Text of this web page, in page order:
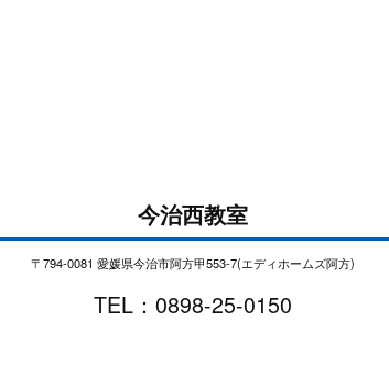
今治西教室
〒794-0081 愛媛県今治市阿方甲553-7(エディホームズ阿方)
TEL：0898-25-0150